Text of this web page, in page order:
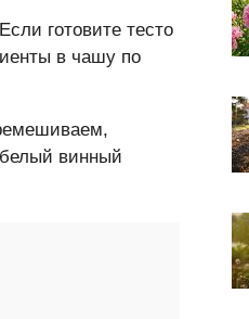
готовите тесто
в чашу по
винный